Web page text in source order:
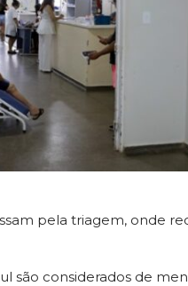
pela triagem, onde
são considerados de